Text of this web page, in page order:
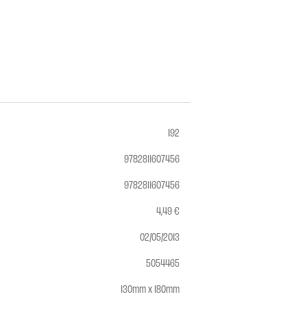
192
9782811607456
9782811607456
4,49 €
02/05/2013
5054465
130mm x 180mm